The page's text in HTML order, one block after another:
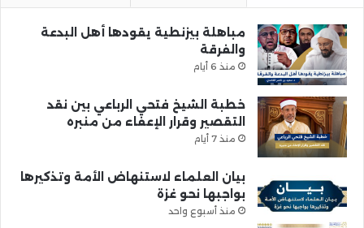
مباهلة بيزنطية يقودها أهل البدعة
والفرقة
منذ 6 أيام
خطبة الشيخ فتحي الرباعي بين نقد
التقصير وقرار الإعفاء من منبره
منذ 7 أيام
بيان العلماء لاستنهاض الأمة وتذكيرها
بواجبها نحو غزة
منذ أسبوع واحد